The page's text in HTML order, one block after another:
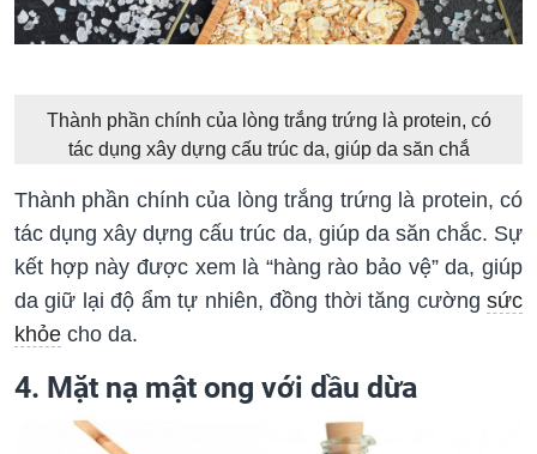
Thành phần chính của lòng trắng trứng là protein, có
tác dụng xây dựng cấu trúc da, giúp da săn chắ
Thành phần chính của lòng trắng trứng là protein, có
tác dụng xây dựng cấu trúc da, giúp da săn chắc. Sự
kết hợp này được xem là “hàng rào bảo vệ” da, giúp
da giữ lại độ ẩm tự nhiên, đồng thời tăng cường sức
khỏe cho da.
4. Mặt nạ mật ong với dầu dừa